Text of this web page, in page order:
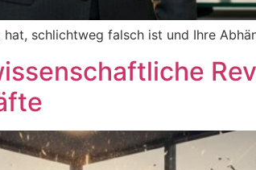
schlichtweg falsch ist und Ihre